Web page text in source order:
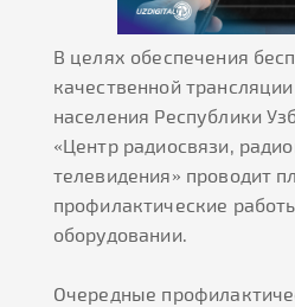
В целях обеспечения
качественной
населения Республики
«Центр радиосвязи,
телевидения» проводит
профилактические
оборудовании.
Очередные